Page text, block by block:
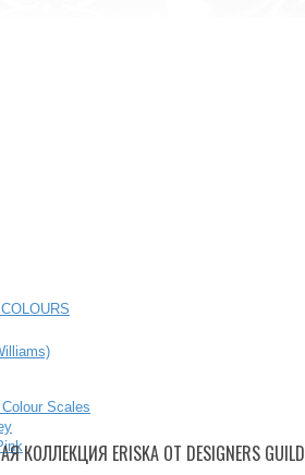
Scales
КОЛЛЕКЦИЯ ERISKA ОТ DESIGNERS GUILD